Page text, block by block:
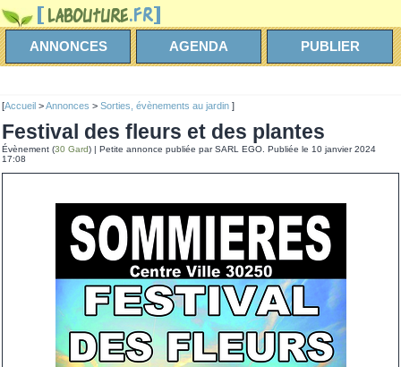
ANNONCES AGENDA PUBLIER
[Accueil >Annonces > Sorties, évènements au jardin ]
Festival des fleurs et des plantes
Évènement (30 Gard) | Petite annonce publiée par SARL EGO. Publiée le 10 janvier 2024
17:08